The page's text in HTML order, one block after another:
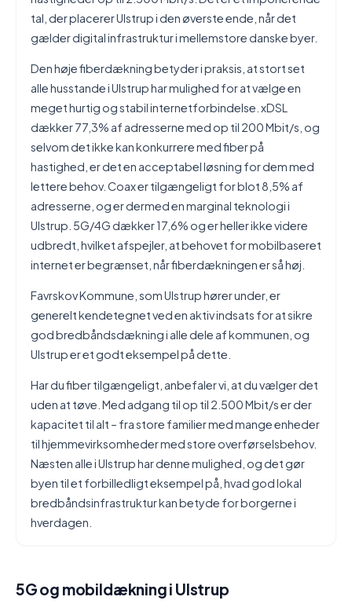
tal, der placerer Ulstrup i den øverste ende, når det
gælder digital infrastruktur i mellemstore danske byer.
Den høje fiberdækning betyder i praksis, at stort set
alle husstande i Ulstrup har mulighed for at vælge en
meget hurtig og stabil internetforbindelse. xDSL
dækker 77,3% af adresserne med op til 200 Mbit/s, og
selvom det ikke kan konkurrere med fiber på
hastighed, er det en acceptabel løsning for dem med
lettere behov. Coax er tilgængeligt for blot 8,5% af
adresserne, og er dermed en marginal teknologi i
Ulstrup. 5G/4G dækker 17,6% og er heller ikke videre
udbredt, hvilket afspejler, at behovet for mobilbaseret
internet er begrænset, når fiberdækningen er så høj.
Favrskov Kommune, som Ulstrup hører under, er
generelt kendetegnet ved en aktiv indsats for at sikre
god bredbåndsdækning i alle dele af kommunen, og
Ulstrup er et godt eksempel på dette.
Har du fiber tilgængeligt, anbefaler vi, at du vælger det
uden at tøve. Med adgang til op til 2.500 Mbit/s er der
kapacitet til alt – fra store familier med mange enheder
til hjemmevirksomheder med store overførselsbehov.
Næsten alle i Ulstrup har denne mulighed, og det gør
byen til et forbilledligt eksempel på, hvad god lokal
bredbåndsinfrastruktur kan betyde for borgerne i
hverdagen.
5G og mobildækning i Ulstrup